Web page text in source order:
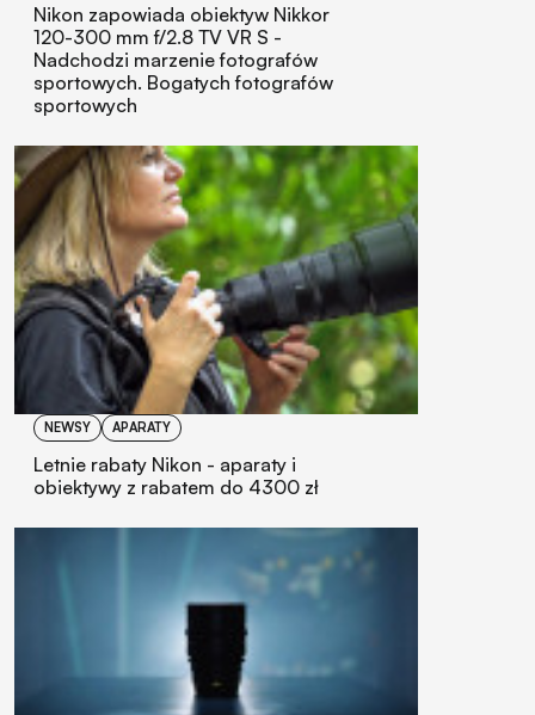
Nikon zapowiada obiektyw Nikkor
120-300 mm f/2.8 TV VR S -
Nadchodzi marzenie fotografów
sportowych. Bogatych fotografów
sportowych
NEWSY APARATY
Letnie rabaty Nikon - aparaty i
obiektywy z rabatem do 4300 zł